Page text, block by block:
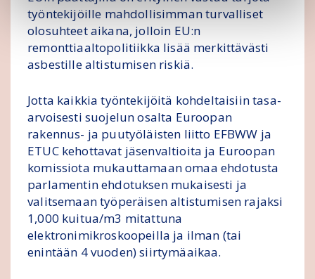
työntekijöille mahdollisimman turvalliset
olosuhteet aikana, jolloin EU:n
remonttiaaltopolitiikka lisää merkittävästi
asbestille altistumisen riskiä.
Jotta kaikkia työntekijöitä kohdeltaisiin tasa-
arvoisesti suojelun osalta Euroopan
rakennus- ja puutyöläisten liitto EFBWW ja
ETUC kehottavat jäsenvaltioita ja Euroopan
komissiota mukauttamaan omaa ehdotusta
parlamentin ehdotuksen mukaisesti ja
valitsemaan työperäisen altistumisen rajaksi
1,000 kuitua/m3 mitattuna
elektronimikroskoopeilla ja ilman (tai
enintään 4 vuoden) siirtymäaikaa.